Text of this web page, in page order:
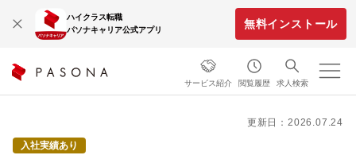
ハイクラス転職
パソナキャリア公式アプリ
無料インストール
サービス紹介 閲覧履歴 求人検索
更新日：2026.07.24
入社実績あり